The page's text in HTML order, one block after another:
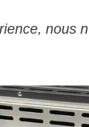
, nous n